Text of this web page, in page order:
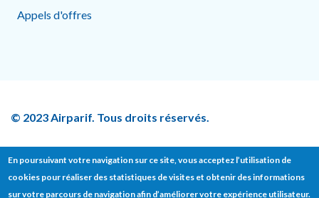
Appels d'offres
© 2023 Airparif. Tous droits réservés.
En poursuivant votre navigation sur ce site, vous acceptez l’utilisation de
cookies pour réaliser des statistiques de visites et obtenir des informations
sur votre parcours de navigation afin d’améliorer votre expérience utilisateur.